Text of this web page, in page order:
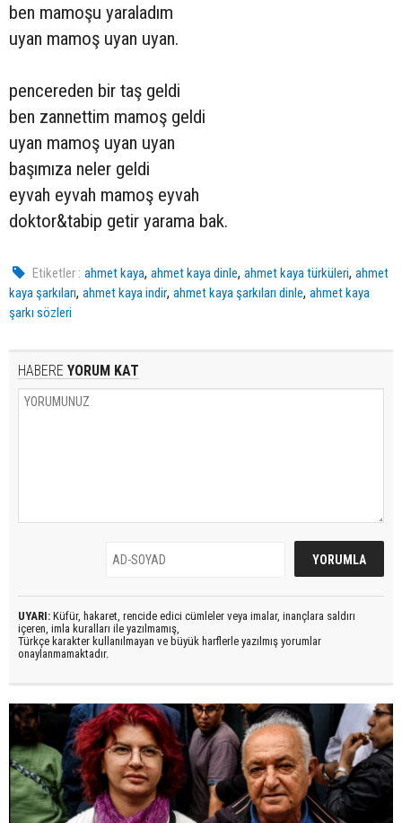
ben mamoşu yaraladım
uyan mamoş uyan uyan.
pencereden bir taş geldi
ben zannettim mamoş geldi
uyan mamoş uyan uyan
başımıza neler geldi
eyvah eyvah mamoş eyvah
doktor&tabip getir yarama bak.
Etiketler : ahmet kaya,ahmet kaya dinle,ahmet kaya türküleri,ahmet
kaya şarkıları, ahmet kaya indir, ahmet kaya şarkıları dinle, ahmet kaya
şarkı sözleri
HABERE YORUM KAT
UYARI: Küfür, hakaret, rencide edici cümleler veya imalar, inançlara saldırı
içeren, imla kuralları ile yazılmamış,
Türkçe karakter kullanılmayan ve büyük harflerle yazılmış yorumlar
onaylanmamaktadır.